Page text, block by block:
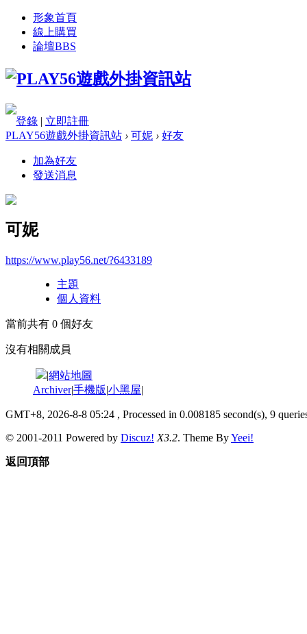
形象首頁
線上購買
論壇BBS
登錄 | 立即註冊
PLAY56遊戲外掛資訊站 › 可妮 › 好友
加為好友
發送消息
可妮
https://www.play56.net/?6433189
主題
個人資料
當前共有 0 個好友
沒有相關成員
|網站地圖
Archiver|手機版|小黑屋|
GMT+8, 2026-8-8 05:24 , Processed in 0.008185 second(s), 9
© 2001-2011 Powered by Discuz! X3.2. Theme ByYeei!
返回頂部